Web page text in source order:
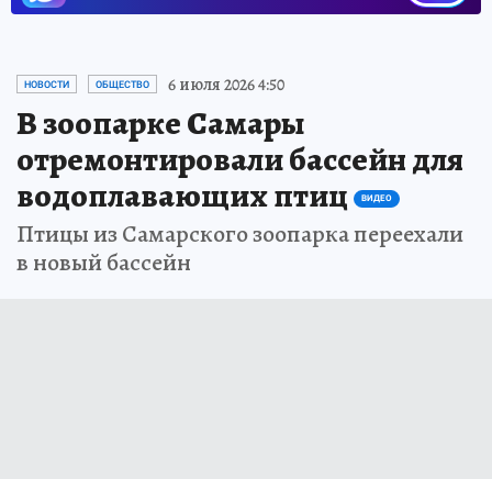
НОВОСТИ ОБЩЕСТВО 6 июля 2026 4:50
В зоопарке Самары
отремонтировали бассейн для
водоплавающих птиц
ВИДЕО
Птицы из Самарского зоопарка переехали
в новый бассейн